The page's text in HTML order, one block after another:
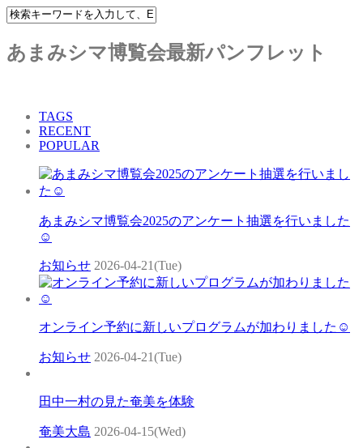
あまみシマ博覧会最新パンフレット
TAGS
RECENT
POPULAR
あまみシマ博覧会2025のアンケート抽選を行いました
☺
お知らせ 2026-04-21(Tue)
オンライン予約に新しいプログラムが加わりました☺
お知らせ 2026-04-21(Tue)
田中一村の見た奄美を体験
奄美大島 2026-04-15(Wed)